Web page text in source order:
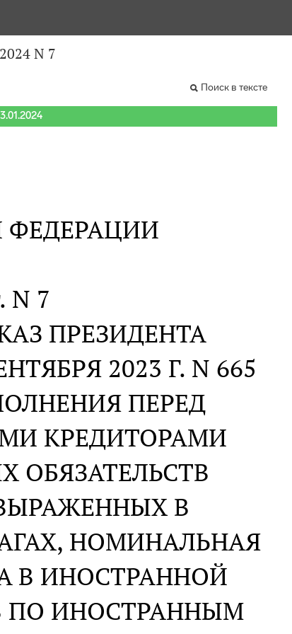
N 7
Поиск в тексте
ФЕДЕРАЦИИ
N 7
ПРЕЗИДЕНТА
2023 Г. N 665
ПЕРЕД
КРЕДИТОРАМИ
ОБЯЗАТЕЛЬСТВ
В
НОМИНАЛЬНАЯ
В ИНОСТРАННОЙ
ПО ИНОСТРАННЫМ